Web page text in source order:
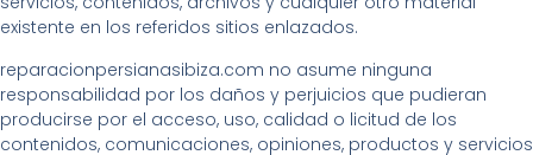
existente en los referidos sitios enlazados.
reparacionpersianasibiza.com no asume ninguna
responsabilidad por los daños y perjuicios que pudieran
producirse por el acceso, uso, calidad o licitud de los
contenidos, comunicaciones, opiniones, productos y servicios